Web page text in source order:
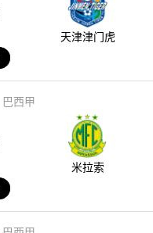
天津津门虎
巴西甲
米拉索